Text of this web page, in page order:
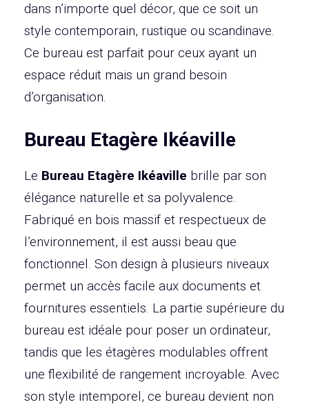
dans n’importe quel décor, que ce soit un
style contemporain, rustique ou scandinave.
Ce bureau est parfait pour ceux ayant un
espace réduit mais un grand besoin
d’organisation.
Bureau Etagère Ikéaville
Le Bureau Etagère Ikéaville brille par son
élégance naturelle et sa polyvalence.
Fabriqué en bois massif et respectueux de
l’environnement, il est aussi beau que
fonctionnel. Son design à plusieurs niveaux
permet un accès facile aux documents et
fournitures essentiels. La partie supérieure du
bureau est idéale pour poser un ordinateur,
tandis que les étagères modulables offrent
une flexibilité de rangement incroyable. Avec
son style intemporel, ce bureau devient non